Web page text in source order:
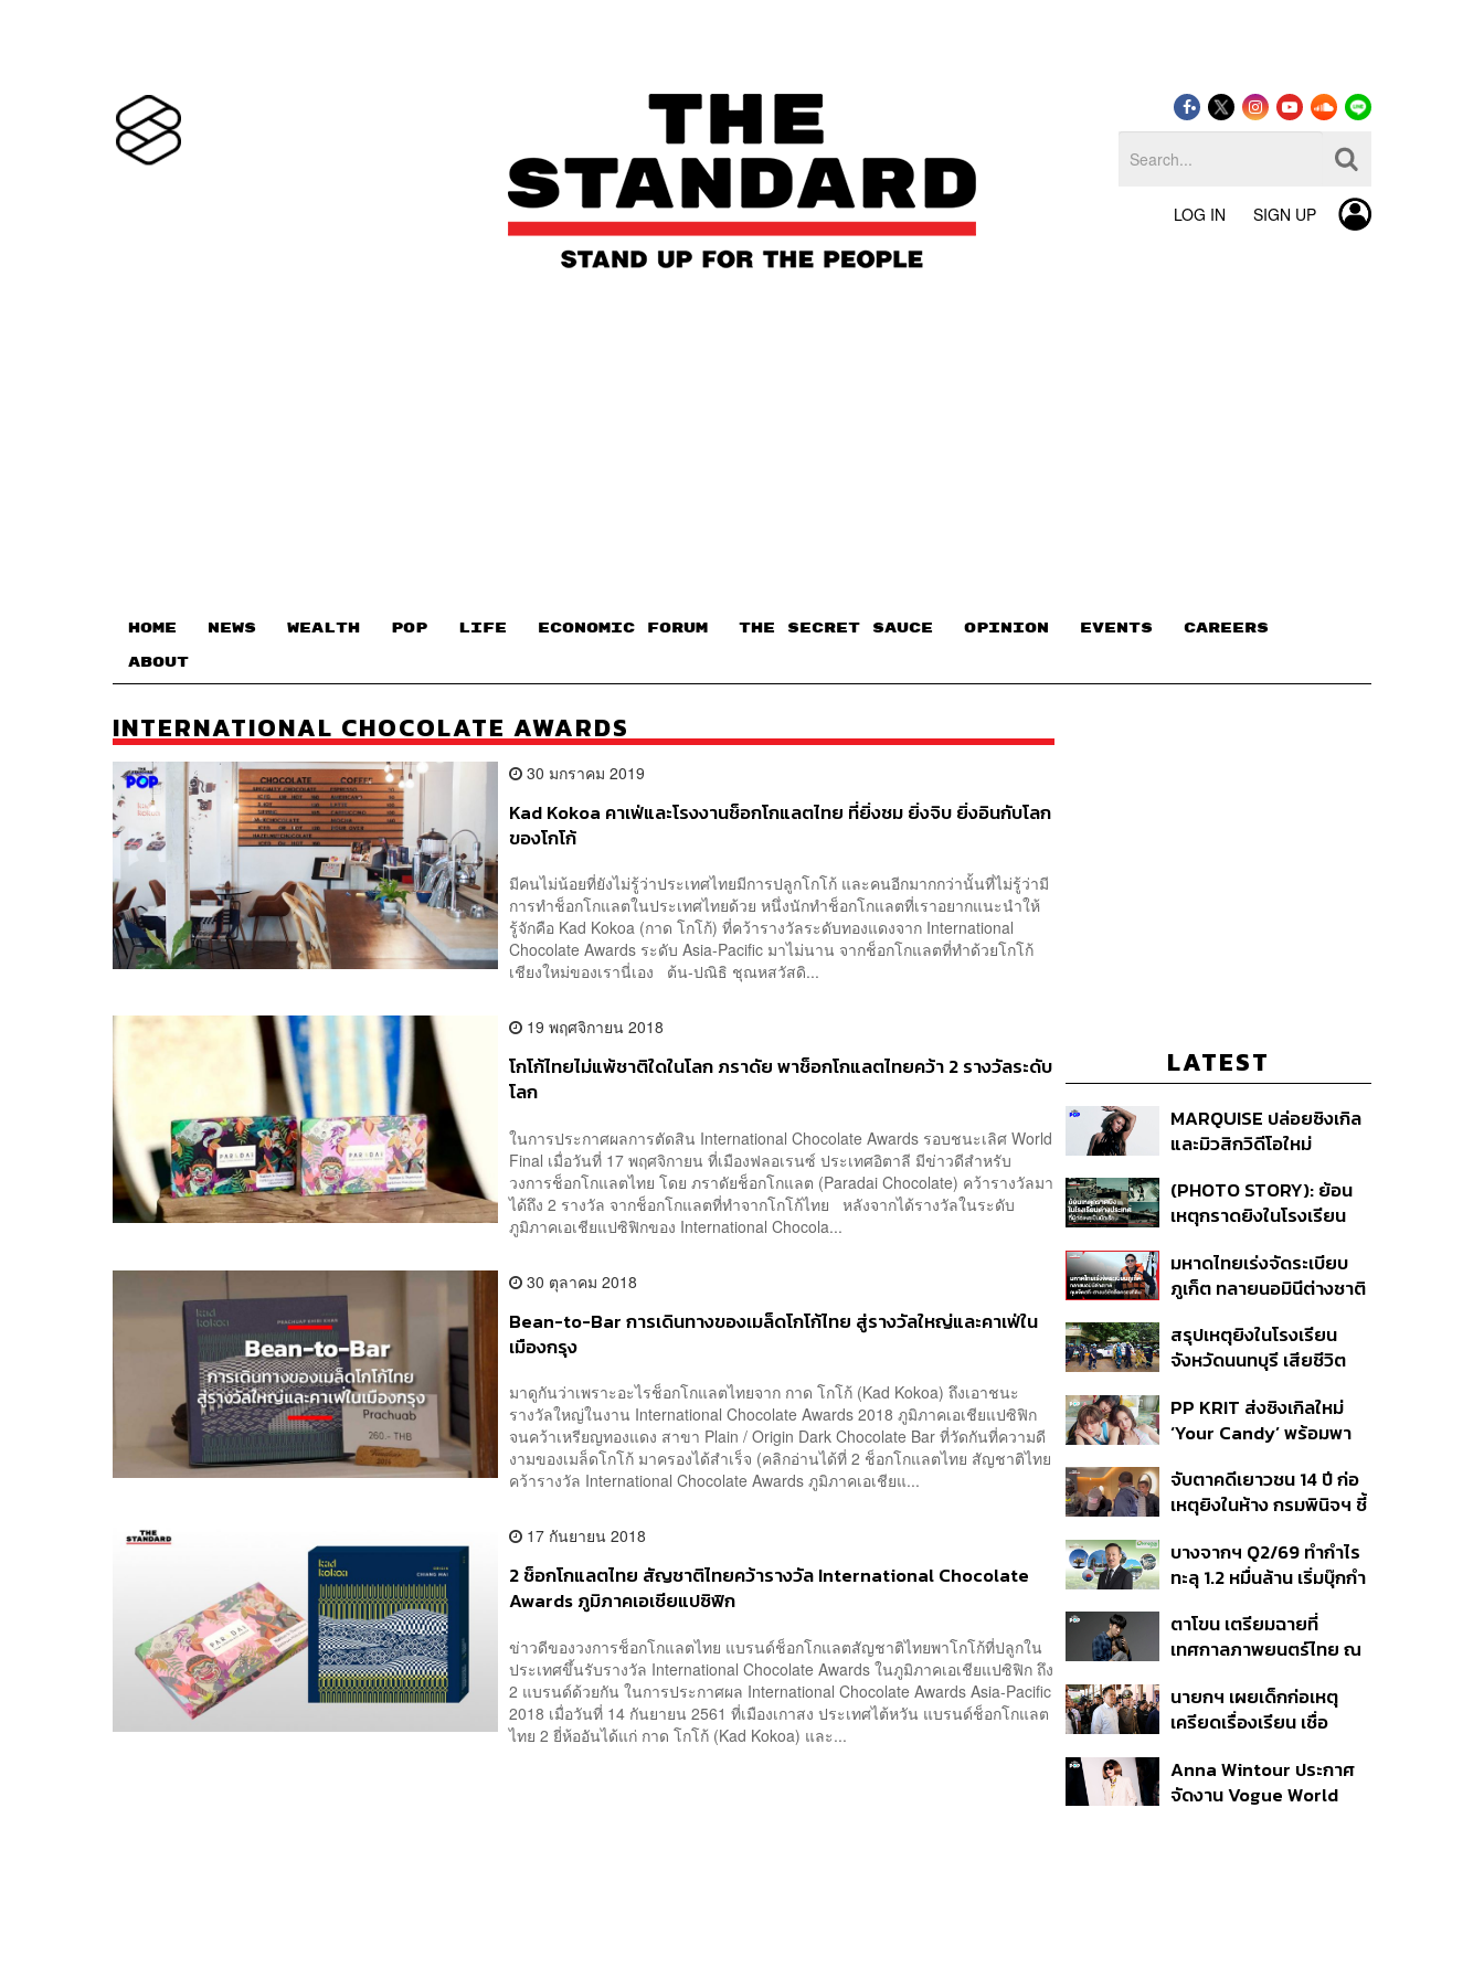
LOG IN SIGN UP
HOME NEWS WEALTH POP LIFE ECONOMIC FORUM THE SECRET SAUCE​ OPINION EVENTS CAREERS
ABOUT
INTERNATIONAL CHOCOLATE AWARDS
30 มกราคม 2019
Kad Kokoa คาเฟ่และโรงงานช็อกโกแลตไทย ที่ยิ่งชม ยิ่งจิบ ยิ่งอินกับโลก
ของโกโก้
มีคนไม่น้อยที่ยังไม่รู้ว่าประเทศไทยมีการปลูกโกโก้ และคนอีกมากกว่านั้นที่ไม่รู้ว่ามี
การทำช็อกโกแลตในประเทศไทยด้วย หนึ่งนักทำช็อกโกแลตที่เราอยากแนะนำให้
รู้จักคือ Kad Kokoa (กาด โกโก้) ที่คว้ารางวัลระดับทองแดงจาก International
Chocolate Awards ระดับ Asia-Pacific มาไม่นาน จากช็อกโกแลตที่ทำด้วยโกโก้
เชียงใหม่ของเรานี่เอง ต้น-ปณิธิ ชุณหสวัสดิ...
19 พฤศจิกายน 2018
โกโก้ไทยไม่แพ้ชาติใดในโลก ภราดัย พาช็อกโกแลตไทยคว้า 2 รางวัลระดับ
โลก
ในการประกาศผลการตัดสิน International Chocolate Awards รอบชนะเลิศ World
Final เมื่อวันที่ 17 พฤศจิกายน ที่เมืองฟลอเรนซ์ ประเทศอิตาลี มีข่าวดีสำหรับ
วงการช็อกโกแลตไทย โดย ภราดัยช็อกโกแลต (Paradai Chocolate) คว้ารางวัลมา
ได้ถึง 2 รางวัล จากช็อกโกแลตที่ทำจากโกโก้ไทย หลังจากได้รางวัลในระดับ
ภูมิภาคเอเชียแปซิฟิกของ International Chocola...
30 ตุลาคม 2018
Bean-to-Bar การเดินทางของเมล็ดโกโก้ไทย สู่รางวัลใหญ่และคาเฟ่ใน
เมืองกรุง
มาดูกันว่าเพราะอะไรช็อกโกแลตไทยจาก กาด โกโก้ (Kad Kokoa) ถึงเอาชนะ
รางวัลใหญ่ในงาน International Chocolate Awards 2018 ภูมิภาคเอเชียแปซิฟิก
จนคว้าเหรียญทองแดง สาขา Plain / Origin Dark Chocolate Bar ที่วัดกันที่ความดี
งามของเมล็ดโกโก้ มาครองได้สำเร็จ (คลิกอ่านได้ที่ 2 ช็อกโกแลตไทย สัญชาติไทย
คว้ารางวัล International Chocolate Awards ภูมิภาคเอเชียแ...
17 กันยายน 2018
2 ช็อกโกแลตไทย สัญชาติไทยคว้ารางวัล International Chocolate
Awards ภูมิภาคเอเชียแปซิฟิก
ข่าวดีของวงการช็อกโกแลตไทย แบรนด์ช็อกโกแลตสัญชาติไทยพาโกโก้ที่ปลูกใน
ประเทศขึ้นรับรางวัล International Chocolate Awards ในภูมิภาคเอเชียแปซิฟิก ถึง
2 แบรนด์ด้วยกัน ในการประกาศผล International Chocolate Awards Asia-Pacific
2018 เมื่อวันที่ 14 กันยายน 2561 ที่เมืองเกาสง ประเทศไต้หวัน แบรนด์ช็อกโกแลต
ไทย 2 ยี่ห้ออันได้แก่ กาด โกโก้ (Kad Kokoa) และ...
LATEST
MARQUISE ปล่อยซิงเกิล
และมิวสิกวิดีโอใหม่
สัมพันธ์สุด Toxic
(PHOTO STORY): ย้อน
เหตุกราดยิงในโรงเรียน
นักเรียน
มหาดไทยเร่งจัดระเบียบ
ภูเก็ต ทลายนอมินีต่างชาติ
ที่ดิน เคลียร์ใบอนุญาต
โรงแรมค้าง 7 ปี
สรุปเหตุยิงในโรงเรียน
จังหวัดนนทบุรี เสียชีวิต
ปมค้นประวัติคดีกราดยิงที่
สหรัฐฯ
PP KRIT ส่งซิงเกิลใหม่
‘Your Candy’ พร้อมพา
สิกวิดีโอ
จับตาคดีเยาวชน 14 ปี ก่อ
เหตุยิงในห้าง กรมพินิจฯ ชี้
เนื่อง ประเมินปล่อยตัว
บางจากฯ Q2/69 ทำกำไร
ทะลุ 1.2 หมื่นล้าน เริ่มบุ๊กกำ
แรก หนุนรายได้ครึ่งปีทะลุ
3.2 แสนล้าน
ตาโขน เตรียมฉายที่
เทศกาลภาพยนตร์ไทย ณ
นายกฯ เผยเด็กก่อเหตุ
เครียดเรื่องเรียน เชื่อ
กระสุนอีกกว่า 30 นัด หาก
ไม่จบชีวิตตัวเองอาจสูญ
Anna Wintour ประกาศ
จัดงาน Vogue World